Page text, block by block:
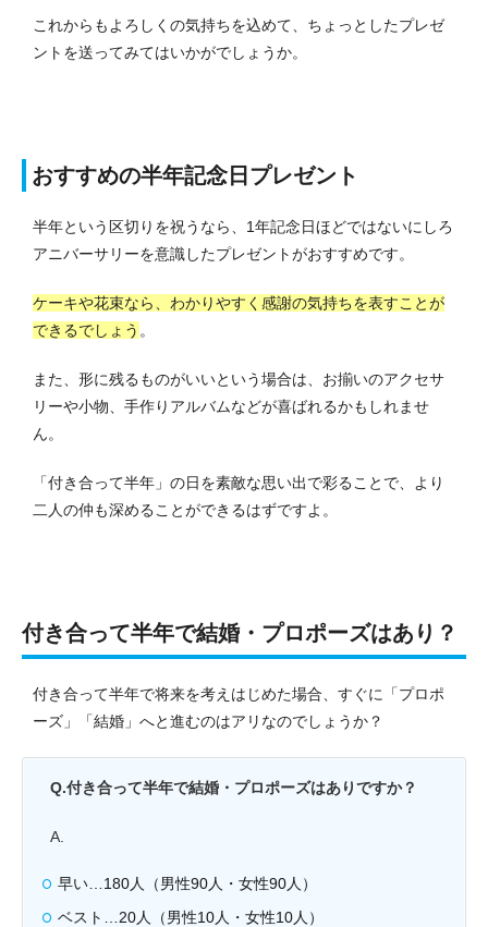
これからもよろしくの気持ちを込めて、ちょっとしたプレゼ
ントを送ってみてはいかがでしょうか。
おすすめの半年記念日プレゼント
半年という区切りを祝うなら、1年記念日ほどではないにしろ
アニバーサリーを意識したプレゼントがおすすめです。
ケーキや花束なら、わかりやすく感謝の気持ちを表すことが
できるでしょう 。
また、形に残るものがいいという場合は、お揃いのアクセサ
リーや小物、手作りアルバムなどが喜ばれるかもしれませ
ん。
「付き合って半年」の日を素敵な思い出で彩ることで、より
二人の仲も深めることができるはずですよ。
付き合って半年で結婚・プロポーズはあり？
付き合って半年で将来を考えはじめた場合、すぐに「プロポ
ーズ」「結婚」へと進むのはアリなのでしょうか？
Q.付き合って半年で結婚・プロポーズはありですか？
A.
早い…180人（男性90人・女性90人）
ベスト…20人（男性10人・女性10人）